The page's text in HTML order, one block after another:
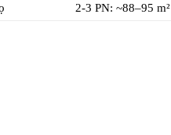
2-3 PN: ~88–95 m²